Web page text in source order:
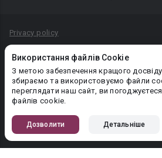
Використання файлів Cookie
З метою забезпечення кращого
збираємо та використовуємо файли
переглядати наш сайт, ви погоджуєтеся
файлів cookie.
Дозволити Детальніше
Privacy policy
Політика конфіденційності
Правила публікації авторського
PR-вiддiл: pr@booknet.com
© 2026 Booknet. Всі права захищено.